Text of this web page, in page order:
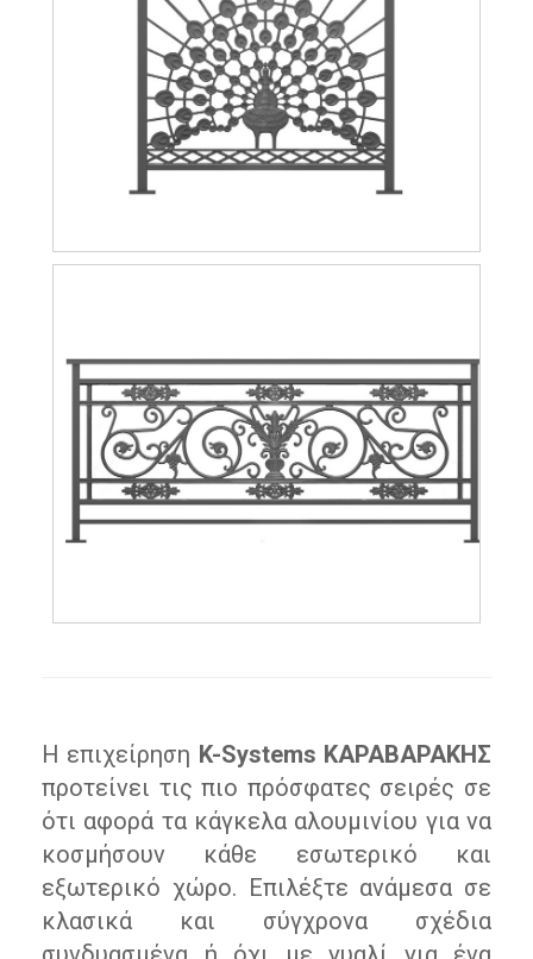
Η επιχείρηση K-Systems ΚΑΡΑΒΑΡΑΚΗΣ
προτείνει τις πιο πρόσφατες σειρές σε
ότι αφορά τα κάγκελα αλουμινίου για να
κοσμήσουν κάθε εσωτερικό και
εξωτερικό χώρο. Επιλέξτε ανάμεσα σε
κλασικά και σύγχρονα σχέδια